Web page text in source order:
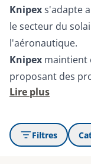
Knipexs'adapte
le secteur du
l'aéronautique.
Knipex maintient
proposant des
Lire plus
Filtres